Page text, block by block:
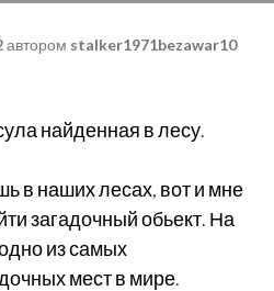
автором stalker1971bezawar10
найденная в лесу.
в наших лесах, вот и мне
загадочный обьект. На
из самых
мест в мире.